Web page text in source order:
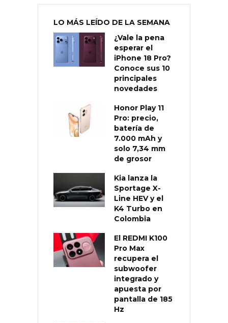
LO MÁS LEÍDO DE LA SEMANA
¿Vale la pena
esperar el
iPhone 18 Pro?
Conoce sus 10
principales
novedades
Honor Play 11
Pro: precio,
batería de
7.000 mAh y
solo 7,34 mm
de grosor
Kia lanza la
Sportage X-
Line HEV y el
K4 Turbo en
Colombia
El REDMI K100
Pro Max
recupera el
subwoofer
integrado y
apuesta por
pantalla de 185
Hz